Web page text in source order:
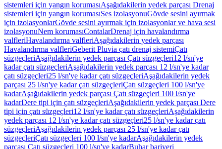
sistemleri için yangın korumasıAşağıdakilerin yedek parçası Drenaj
sistemleri için yangın korumasıSes izolasyonuGövde sesini ayırmak
için izolasyonlarGövde sesini ayırmak için izolasyonlar ve hava sesi
izolasyonuNem korumasıContalarDrenaj için havalandırma
valfleriHavalandırma valfleriAşağıdakilerin yedek parçası
Havalandırma valfleriGeberit Pluvia çatı drenaj sistemiÇatı
süzgeçleriAşağıdakilerin yedek parçası Çatı süzgeçleri12 l/sn'ye
kadar çatı süzgeçleriAşağıdakilerin yedek parçası 12 l/sn'ye kadar
çatı süzgeçleri25 l/sn'ye kadar çatı süzgeçleriAşağıdakilerin yedek
parçası 25 l/sn'ye kadar çatı süzgeçleriÇatı süzgeçleri 100 l/sn'ye
kadarAşağıdakilerin yedek parçası Çatı süzgeçleri 100 l/sn'ye
kadarDere tipi için çatı süzgeçleriAşağıdakilerin yedek parçası Dere
tipi için çatı süzgeçleri12 l/sn'ye kadar çatı süzgeçleriAşağıdakilerin
yedek parçası 12 l/sn'ye kadar çatı süzgeçleri25 l/sn'ye kadar çatı
süzgeçleriAşağıdakilerin yedek parçası 25 l/sn'ye kadar çatı
süzgeçleriÇatı süzgeçleri 100 l/sn'ye kadarAşağıdakilerin yedek
parçası Çatı süzgeçleri 100 l/sn'ye kadarBuhar bariyeri